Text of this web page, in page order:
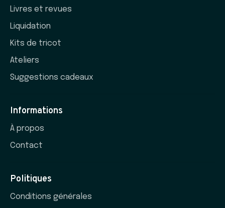
Livres et revues
Liquidation
Kits de tricot
Ateliers
Suggestions cadeaux
Informations
À propos
Contact
Politiques
Conditions générales